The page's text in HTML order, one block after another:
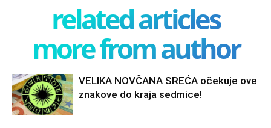
related articles
more from author
VELIKA NOVČANA SREĆA očekuje ove
znakove do kraja sedmice!